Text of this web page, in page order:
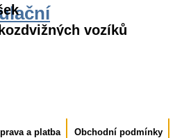
vozíků
a platba Obchodní podmínky